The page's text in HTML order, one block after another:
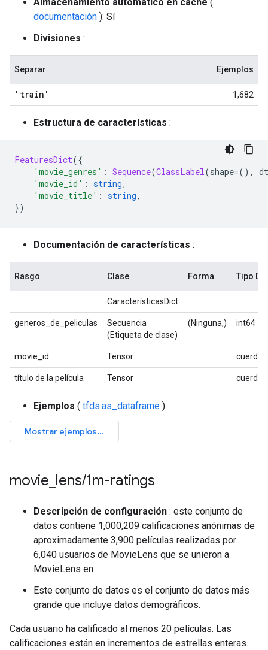
documentación ): Sí
Divisiones :
Separar Ejemplos
'train' 1,682
Estructura de características :
FeaturesDict({
'movie_genres' : Sequence(ClassLabel(shape=(),
'movie_id' : string,
'movie_title' : string,
})
Documentación de características :
Rasgo Clase Forma Tipo D
CaracterísticasDict
generos_de_peliculas
Secuencia
(Etiqueta de clase)
(Ninguna,) int64
movie_id Tensor cuerda
título de la película Tensor cuerda
Ejemplos ( tfds.as_dataframe ):
movie lens/1m-ratings
Descripción de configuración : este conjunto de
datos contiene 1,000,209 calificaciones anónimas de
aproximadamente 3,900 películas realizadas por
6,040 usuarios de MovieLens que se unieron a
MovieLens en
Este conjunto de datos es el conjunto de datos más
grande que incluye datos demográficos.
Cada usuario ha calificado al menos 20 películas. Las
calificaciones están en incrementos de estrellas enteras.